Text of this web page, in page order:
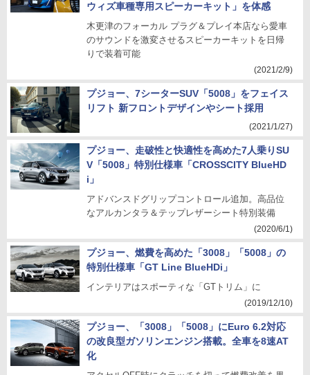
ウィズ車種専用スピーカーキット」を体感
木更津のフォーカル プラグ＆プレイ本店なら愛車
のサウンドを激変させるスピーカーキットを日帰
りで装着可能
(2021/2/9)
プジョー、7シーターSUV「5008」をフェイス
リフト 新フロントデザインやシート採用
(2021/1/27)
プジョー、走破性と快適性を高めた7人乗りSU
V「5008」特別仕様車「CROSSCITY BlueHD
i」
アドバンスドグリップコントロール追加。高品位
なアルカンタラ＆テップレザーシート特別装備
(2020/6/1)
プジョー、燃費を高めた「3008」「5008」の
特別仕様車「GT Line BlueHDi」
インテリアはスポーティな「GTトリム」に
(2019/12/10)
プジョー、「3008」「5008」にEuro 6.2対応
の改良型ガソリンエンジン搭載。全車を8速AT
化